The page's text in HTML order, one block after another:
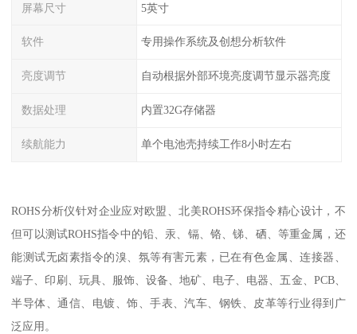
屏幕尺寸 5英寸
软件 专用操作系统及创想分析软件
亮度调节 自动根据外部环境亮度调节显示器亮度
数据处理 内置32G存储器
续航能力 单个电池壳持续工作8小时左右
ROHS分析仪针对企业应对欧盟、北美ROHS环保指令精心设计，不
但可以测试ROHS指令中的铅、汞、镉、铬、锑、硒、等重金属，还
能测试无卤素指令的溴、氛等有害元素，已在有色金属、连接器、
端子、印刷、玩具、服饰、设备、地矿、电子、电器、五金、PCB、
半导体、通信、电镀、饰、手表、汽车、钢铁、皮革等行业得到广
泛应用。